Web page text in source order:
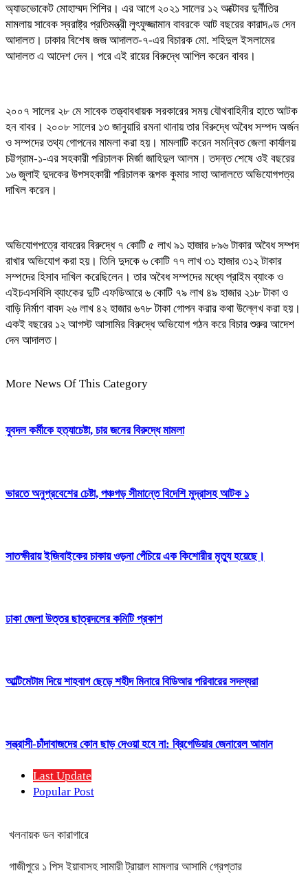
অ্যাডভোকেট মোহাম্মদ শিশির। এর আগে ২০২১ সালের ১২ অক্টোবর দুর্নীতির
মামলায় সাবেক স্বরাষ্ট্র প্রতিমন্ত্রী লুৎফুজ্জামান বাবরকে আট বছরের কারাদণ্ড দেন
আদালত। ঢাকার বিশেষ জজ আদালত-৭-এর বিচারক মো. শহিদুল ইসলামের
আদালত এ আদেশ দেন। পরে এই রায়ের বিরুদ্ধে আপিল করেন বাবর।
২০০৭ সালের ২৮ মে সাবেক তত্ত্বাবধায়ক সরকারের সময় যৌথবাহিনীর হাতে আটক
হন বাবর। ২০০৮ সালের ১৩ জানুয়ারি রমনা থানায় তার বিরুদ্ধে অবৈধ সম্পদ অর্জন
ও সম্পদের তথ্য গোপনের মামলা করা হয়। মামলাটি করেন সমন্বিত জেলা কার্যালয়
চট্টগ্রাম-১-এর সহকারী পরিচালক মির্জা জাহিদুল আলম। তদন্ত শেষে ওই বছরের
১৬ জুলাই দুদকের উপসহকারী পরিচালক রূপক কুমার সাহা আদালতে অভিযোগপত্র
দাখিল করেন।
অভিযোগপত্রে বাবরের বিরুদ্ধে ৭ কোটি ৫ লাখ ৯১ হাজার ৮৯৬ টাকার অবৈধ সম্পদ
রাখার অভিযোগ করা হয়। তিনি দুদকে ৬ কোটি ৭৭ লাখ ৩১ হাজার ৩১২ টাকার
সম্পদের হিসাব দাখিল করেছিলেন। তার অবৈধ সম্পদের মধ্যে প্রাইম ব্যাংক ও
এইচএসবিসি ব্যাংকের দুটি এফডিআরে ৬ কোটি ৭৯ লাখ ৪৯ হাজার ২১৮ টাকা ও
বাড়ি নির্মাণ বাবদ ২৬ লাখ ৪২ হাজার ৬৭৮ টাকা গোপন করার কথা উল্লেখ করা হয়।
একই বছরের ১২ আগস্ট আসামির বিরুদ্ধে অভিযোগ গঠন করে বিচার শুরুর আদেশ
দেন আদালত।
More News Of This Category
যুবদল কর্মীকে হত্যাচেষ্টা, চার জনের বিরুদ্ধে মামলা
ভারতে অনুপ্রবেশের চেষ্টা, পঞ্চগড় সীমান্তে বিদেশি মুদ্রাসহ আটক ১
সাতক্ষীরায় ইজিবাইকের চাকায় ওড়না পেঁচিয়ে এক কিশোরীর মৃত্যু হয়েছে।
ঢাকা জেলা উত্তর ছাত্রদলের কমিটি প্রকাশ
আল্টিমেটাম দিয়ে শাহবাগ ছেড়ে শহীদ মিনারে বিডিআর পরিবারের সদস্যরা
সন্ত্রাসী-চাঁদাবাজদের কোন ছাড় দেওয়া হবে না: ব্রিগেডিয়ার জেনারেল আমান
Last Update
Popular Post
খলনায়ক ডন কারাগারে
গাজীপুরে ১ পিস ইয়াবাসহ সামারী ট্রায়াল মামলার আসামি গ্রেপ্তার